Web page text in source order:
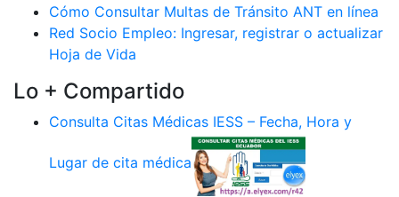
Cómo Consultar Multas de Tránsito ANT en línea
Red Socio Empleo: Ingresar, registrar o actualizar
Hoja de Vida
Lo + Compartido
Consulta Citas Médicas IESS – Fecha, Hora y
Lugar de cita médica